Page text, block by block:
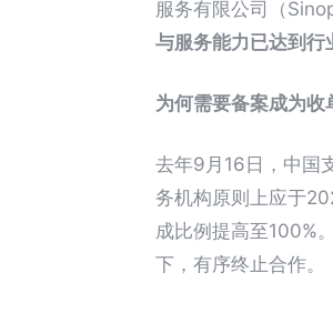
服务有限公司（
与服务能力已达到行
为何需要备案成为收
去年9月16日，中国
务机构原则上应于
成比例提高至100%
下，有序终止合作。